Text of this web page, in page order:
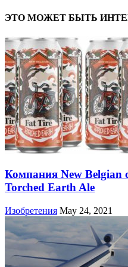
ЭТО МОЖЕТ БЫТЬ
Компания New Belgian
Torched Earth Ale
Изобретения May 24, 2021